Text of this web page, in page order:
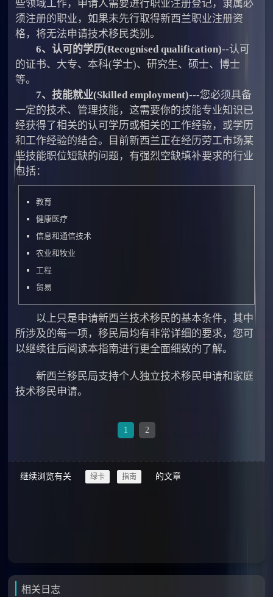
些领域工作，申请人需要进行职业注册登记，隶属必
须注册的职业，如果未先行取得新西兰职业注册资
格，将无法申请技术移民类别。
6、认可的学历(Recognised qualification)--认可
的证书、大专、本科(学士)、研究生、硕士、博士
等。
7、技能就业(Skilled employment)---您必须具备
一定的技术、管理技能，这需要你的技能专业知识已
经获得了相关的认可学历或相关的工作经验，或学历
和工作经验的结合。目前新西兰正在经历劳工市场某
些技能职位短缺的问题，有强烈空缺填补要求的行业
包括：
教育
健康医疗
信息和通信技术
农业和牧业
工程
贸易
以上只是申请新西兰技术移民的基本条件，其中
所涉及的每一项，移民局均有非常详细的要求，您可
以继续往后阅读本指南进行更全面细致的了解。
新西兰移民局支持个人独立技术移民申请和家庭
技术移民申请。
1 2
继续浏览有关 绿卡 指南 的文章
相关日志